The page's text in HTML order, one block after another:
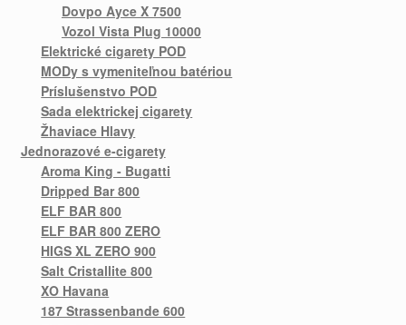
Dovpo Ayce X 7500
Vozol Vista Plug 10000
Elektrické cigarety POD
MODy s vymeniteľnou batériou
Príslušenstvo POD
Sada elektrickej cigarety
Žhaviace Hlavy
Jednorazové e-cigarety
Aroma King - Bugatti
Dripped Bar 800
ELF BAR 800
ELF BAR 800 ZERO
HIGS XL ZERO 900
Salt Cristallite 800
XO Havana
187 Strassenbande 600